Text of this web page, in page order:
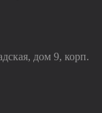
дом 9, корп.